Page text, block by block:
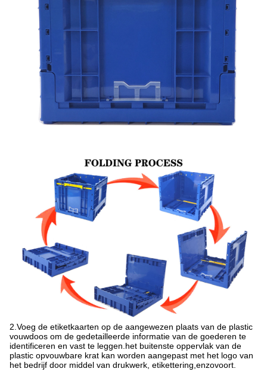
2.Voeg de etiketkaarten op de aangewezen plaats van de plastic
vouwdoos om de gedetailleerde informatie van de goederen te
identificeren en vast te leggen.het buitenste oppervlak van de
plastic opvouwbare krat kan worden aangepast met het logo van
het bedrijf door middel van drukwerk, etikettering, enzovoort.